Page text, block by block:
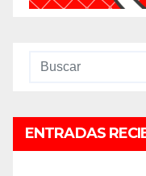
ENTRADAS